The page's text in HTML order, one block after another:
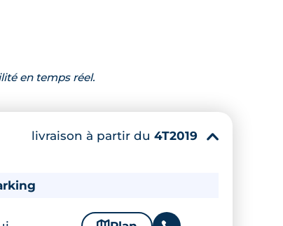
en temps réel.
livraison à partir du 4T2019 ▾